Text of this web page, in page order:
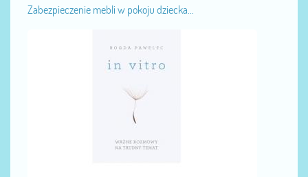
Zabezpieczenie mebli w pokoju dziecka...